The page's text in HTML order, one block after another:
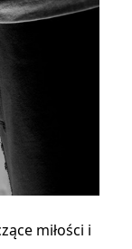
miłości i